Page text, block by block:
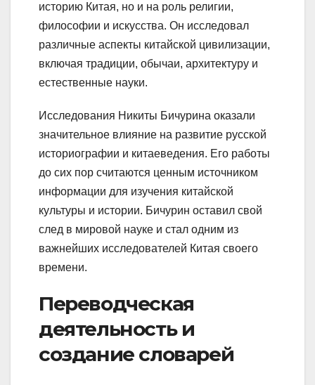
историю Китая, но и на роль религии,
философии и искусства. Он исследовал
различные аспекты китайской цивилизации,
включая традиции, обычаи, архитектуру и
естественные науки.
Исследования Никиты Бичурина оказали
значительное влияние на развитие русской
историографии и китаеведения. Его работы
до сих пор считаются ценным источником
информации для изучения китайской
культуры и истории. Бичурин оставил свой
след в мировой науке и стал одним из
важнейших исследователей Китая своего
времени.
Переводческая
деятельность и
создание словарей